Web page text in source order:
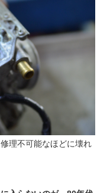
理不可能なほどに壊れ